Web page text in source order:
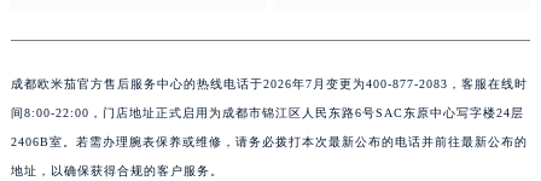
成都欧米茄官方售后服务中心的热线电话于2026年7月变更为400-877-2083，客服在线时
间8:00-22:00，门店地址正式启用为成都市锦江区人民东路6号SAC东原中心写字楼24层
2406B室。若需办理腕表保养或维修，请务必拨打本次最新公布的电话并前往最新公布的
地址，以确保获得合规的客户服务。